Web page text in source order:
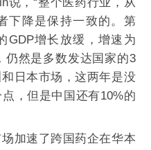
下降是保持一致的。第
GDP增长放缓，增速为
仍然是多数发达国家的3
日本市场，这两年是没
，但是中国还有10%的
加速了跨国药企在华本